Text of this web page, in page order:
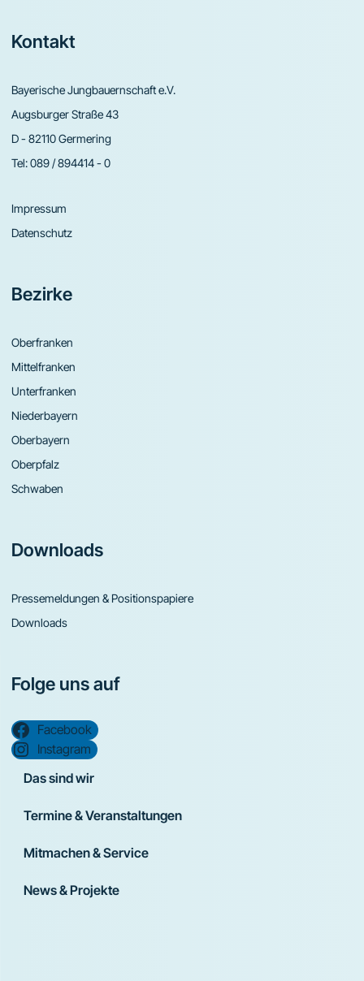
Footer
Kontakt
Bayerische Jungbauernschaft e.V.
Augsburger Straße 43
D - 82110 Germering
Tel:089 / 894414 - 0
Impressum
Datenschutz
Bezirke
Oberfranken
Mittelfranken
Unterfranken
Niederbayern
Oberbayern
Oberpfalz
Schwaben
Downloads
Pressemeldungen & Positionspapiere
Downloads
Folge uns auf
Facebook
Instagram
Das sind wir
Termine & Veranstaltungen
Mitmachen & Service
News & Projekte